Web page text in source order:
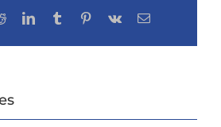
RedditLinkedInTumblrPinterest
Vk Email